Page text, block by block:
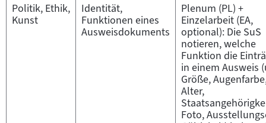
Politik, Ethik,
Kunst
Identität,
Funktionen eines
Ausweisdokuments
Plenum (PL) +
Einzelarbeit (EA,
optional): Die SuS
notieren, welche
Funktion die
in einem Ausweis
Größe,
Alter,
Foto,